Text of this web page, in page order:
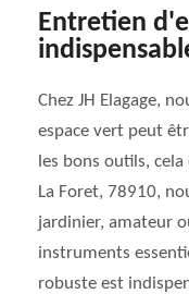
Entretien
Chez JH Elagage,
espace vert peut
les bons outils,
La Foret, 78910,
jardinier, amateur
instruments
robuste est